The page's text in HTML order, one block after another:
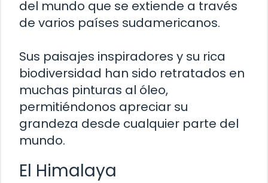
del mundo que se extiende a través
de varios países sudamericanos.
Sus paisajes inspiradores y su rica
biodiversidad han sido retratados en
muchas pinturas al óleo,
permitiéndonos apreciar su
grandeza desde cualquier parte del
mundo.
El Himalaya